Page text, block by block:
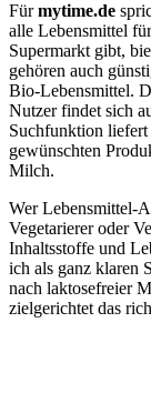
Fürmytime.de
alle Lebensmittel
Supermarkt gibt,
gehören auch
Bio-Lebensmittel.
Nutzer findet sich
Suchfunktion
gewünschten
Milch.
Wer Lebensmittel-
Vegetarierer oder
Inhaltsstoffe und
ich als ganz klaren
nach laktosefreier
zielgerichtet das